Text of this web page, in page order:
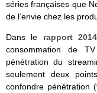
séries françaises que
de l’envie chez les
Dans le rapport 2014
consommation de
pénétration du
seulement deux
confondre pénétration